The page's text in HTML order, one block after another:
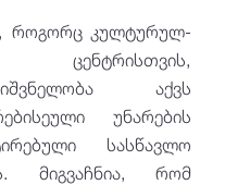
როგორც კულტურულ-
ცენტრისთვის,
აქვს
უნარების
სასწავლო
მიგვაჩნია, რომ